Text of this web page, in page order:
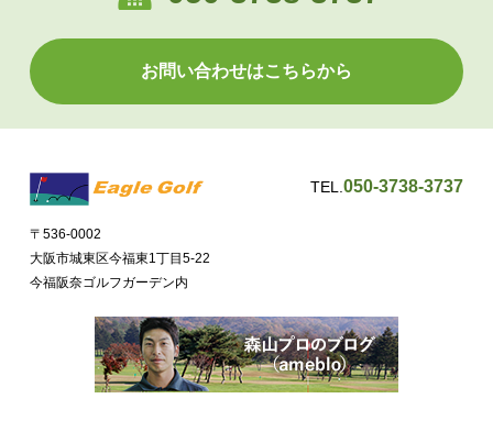
お問い合わせはこちらから
〒536-0002
大阪市城東区今福東1丁目5-22
今福阪奈ゴルフガーデン内
TEL.050-3738-3737